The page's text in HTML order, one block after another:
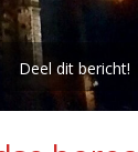
Deel dit bericht!